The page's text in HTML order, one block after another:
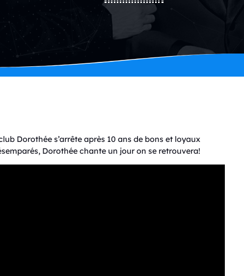
Dorothée s’arrête après 10 ans de bons et loyaux
Dorothée chante un jour on se retrouvera!